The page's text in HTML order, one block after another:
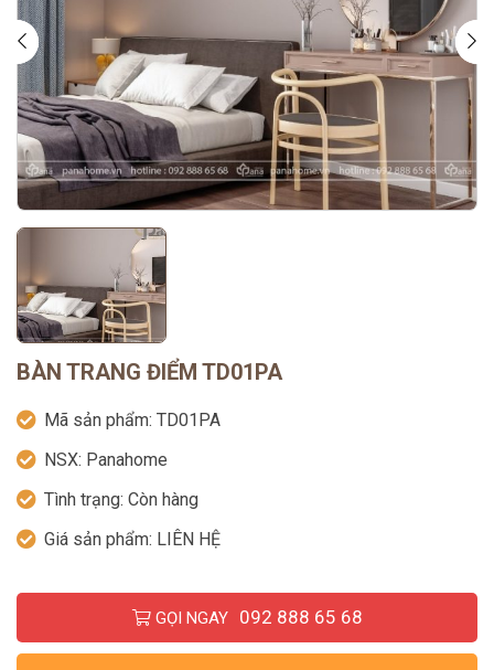
BÀN TRANG ĐIỂM TD01PA
Mã sản phẩm: TD01PA
NSX: Panahome
Tình trạng: Còn hàng
Giá sản phẩm: LIÊN HỆ
GỌI NGAY 092 888 65 68